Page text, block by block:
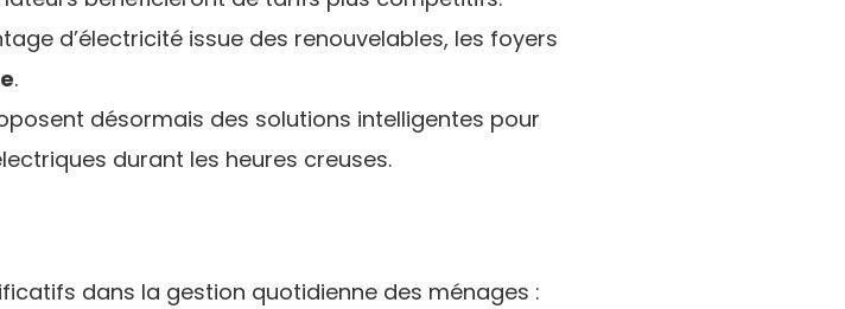
d’électricité issue des renouvelables, les foyers
.
désormais des solutions intelligentes pour
durant les heures creuses.
dans la gestion quotidienne des ménages :